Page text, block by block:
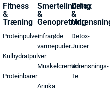
Fitness
&
Træning
Proteinpulver
Kulhydratpulver
Proteinbarer
Smertelindring
&
Genopretning
Infrarøde
varmepuder
Muskelcremer
Arinka
Detox
&
Detox-
Juicer
Udrensnings-
Te